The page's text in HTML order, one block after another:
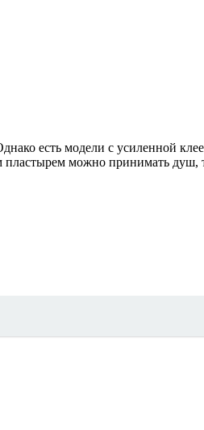
есть модели с усиленной
можно принимать душ,